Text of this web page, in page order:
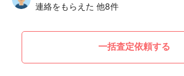
連絡をもらえた 他8件
一括査定依頼する